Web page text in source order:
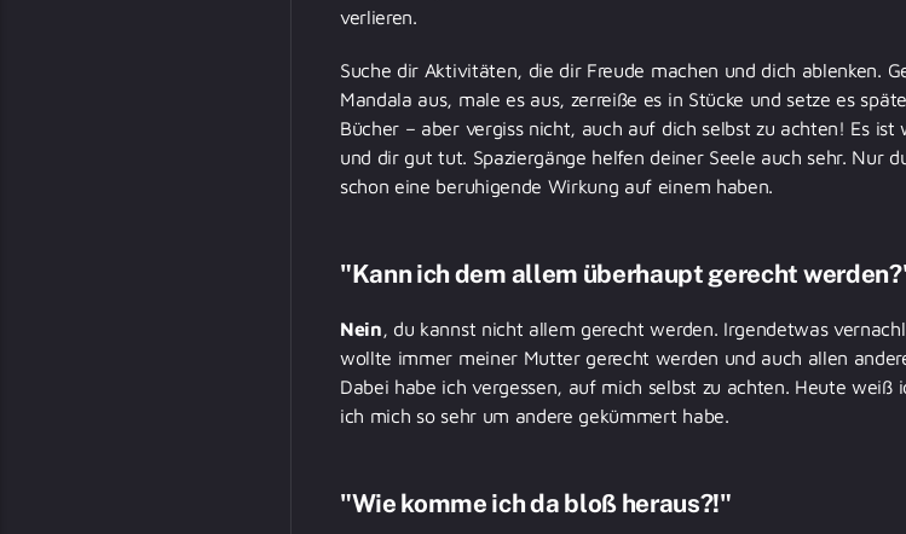
verlieren.
Suche dir Aktivitäten, die dir Freude machen und dich ablenken.
Mandala aus, male es aus, zerreiße es in Stücke und setze es
Bücher – aber vergiss nicht, auch auf dich selbst zu achten! Es
und dir gut tut. Spaziergänge helfen deiner Seele auch sehr. Nur
schon eine beruhigende Wirkung auf einem haben.
"Kann ich dem allem überhaupt gerecht
Nein, du kannst nicht allem gerecht werden. Irgendetwas
wollte immer meiner Mutter gerecht werden und auch allen
Dabei habe ich vergessen, auf mich selbst zu achten. Heute
ich mich so sehr um andere gekümmert habe.
"Wie komme ich da bloß heraus?!"